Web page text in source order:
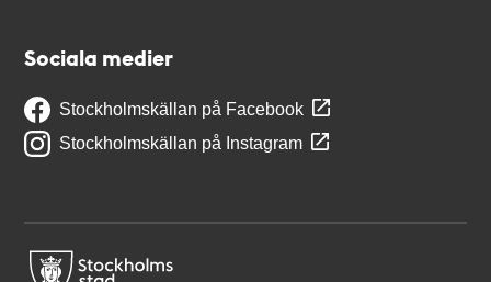
Sociala medier
Stockholmskällan på Facebook
Stockholmskällan på Instagram